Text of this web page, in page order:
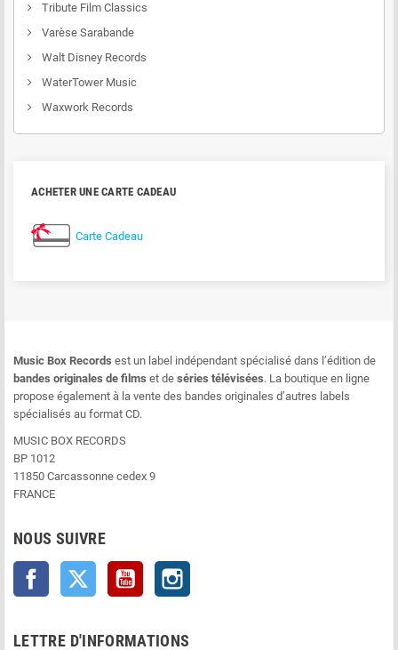
Tribute Film Classics
Varèse Sarabande
Walt Disney Records
WaterTower Music
Waxwork Records
ACHETER UNE CARTE CADEAU
Carte Cadeau
Music Box Records est un label indépendant spécialisé dans l’édition de
bandes originales de films et de séries télévisées. La boutique en ligne
propose également à la vente des bandes originales d’autres labels
spécialisés au format CD.
MUSIC BOX RECORDS
BP 1012
11850 Carcassonne cedex 9
FRANCE
NOUS SUIVRE
Facebook Twitter YouTube
LETTRE D'INFORMATIONS